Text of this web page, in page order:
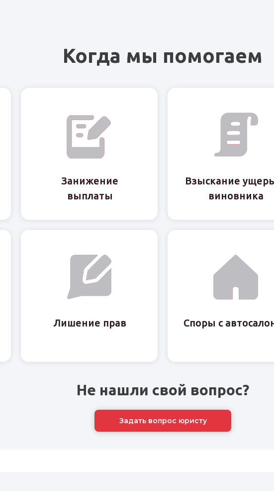
Когда мы помогаем
Занижение
выплаты
Занижение
выплаты
Взыскание
виновника
Взыскание
виновника
Споры с
Споры с
Лишение прав
Лишение прав
Не нашли свой вопрос?
Задать вопрос юристу